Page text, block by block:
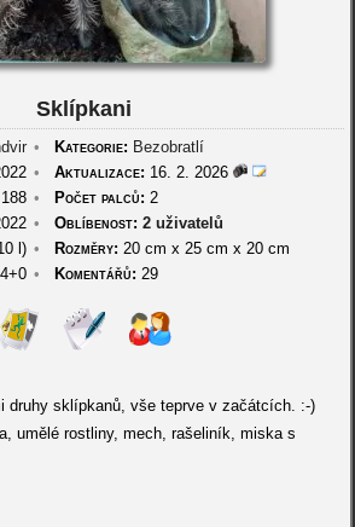
Sklípkani
• Kategorie: Bezobratlí
• Aktualizace: 16. 2. 2026
188 • Počet palců: 2
• Oblíbenost: 2 uživatelů
l) • Rozměry: 20 cm x25 cm x20 cm
• Komentářů: 29
druhy sklípkanů, vše teprve v začátcích. :-)
umělé rostliny, mech, rašeliník, miska s